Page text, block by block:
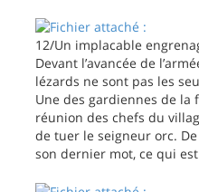
12/Un implacable
Devant l’avancée de
lézards ne sont pas les
Une des gardiennes de
réunion des chefs du
de tuer le seigneur orc.
son dernier mot, ce qui